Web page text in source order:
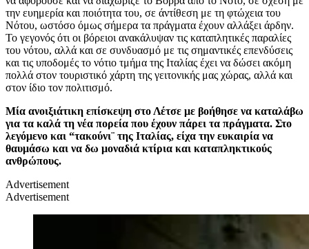
την ευημερία και ποιότητα του, σε άντίθεση με τη φτώχεια του
Νότου, ωστόσο όμως σήμερα τα πράγματα έχουν αλλάξει άρδην.
Το γεγονός ότι οι βόρειοι ανακάλυψαν τις καταπλητικές παραλίες
του νότου, αλλά και σε συνδυασμό με τις σημαντικές επενδύσεις
και τις υποδομές το νότιο τμήμα της Ιταλίας έχει να δώσει ακόμη
πολλά στον τουριστικό χάρτη της γειτονικής μας χώρας, αλλά και
στον ίδιο τον πολιτισμό.
Μία ανοιξιάτικη επίσκεψη στο Λέτσε με βοήθησε να καταλάβω
για τα καλά τη νέα πορεία που έχουν πάρει τα πράγματα. Στο
λεγόμενο και “τακούνι¨ της Ιταλίας, είχα την ευκαιρία να
θαυμάσω και να δω μοναδιά κτίρια και καταπληκτικούς
ανθρώπους.
Advertisement
Advertisement